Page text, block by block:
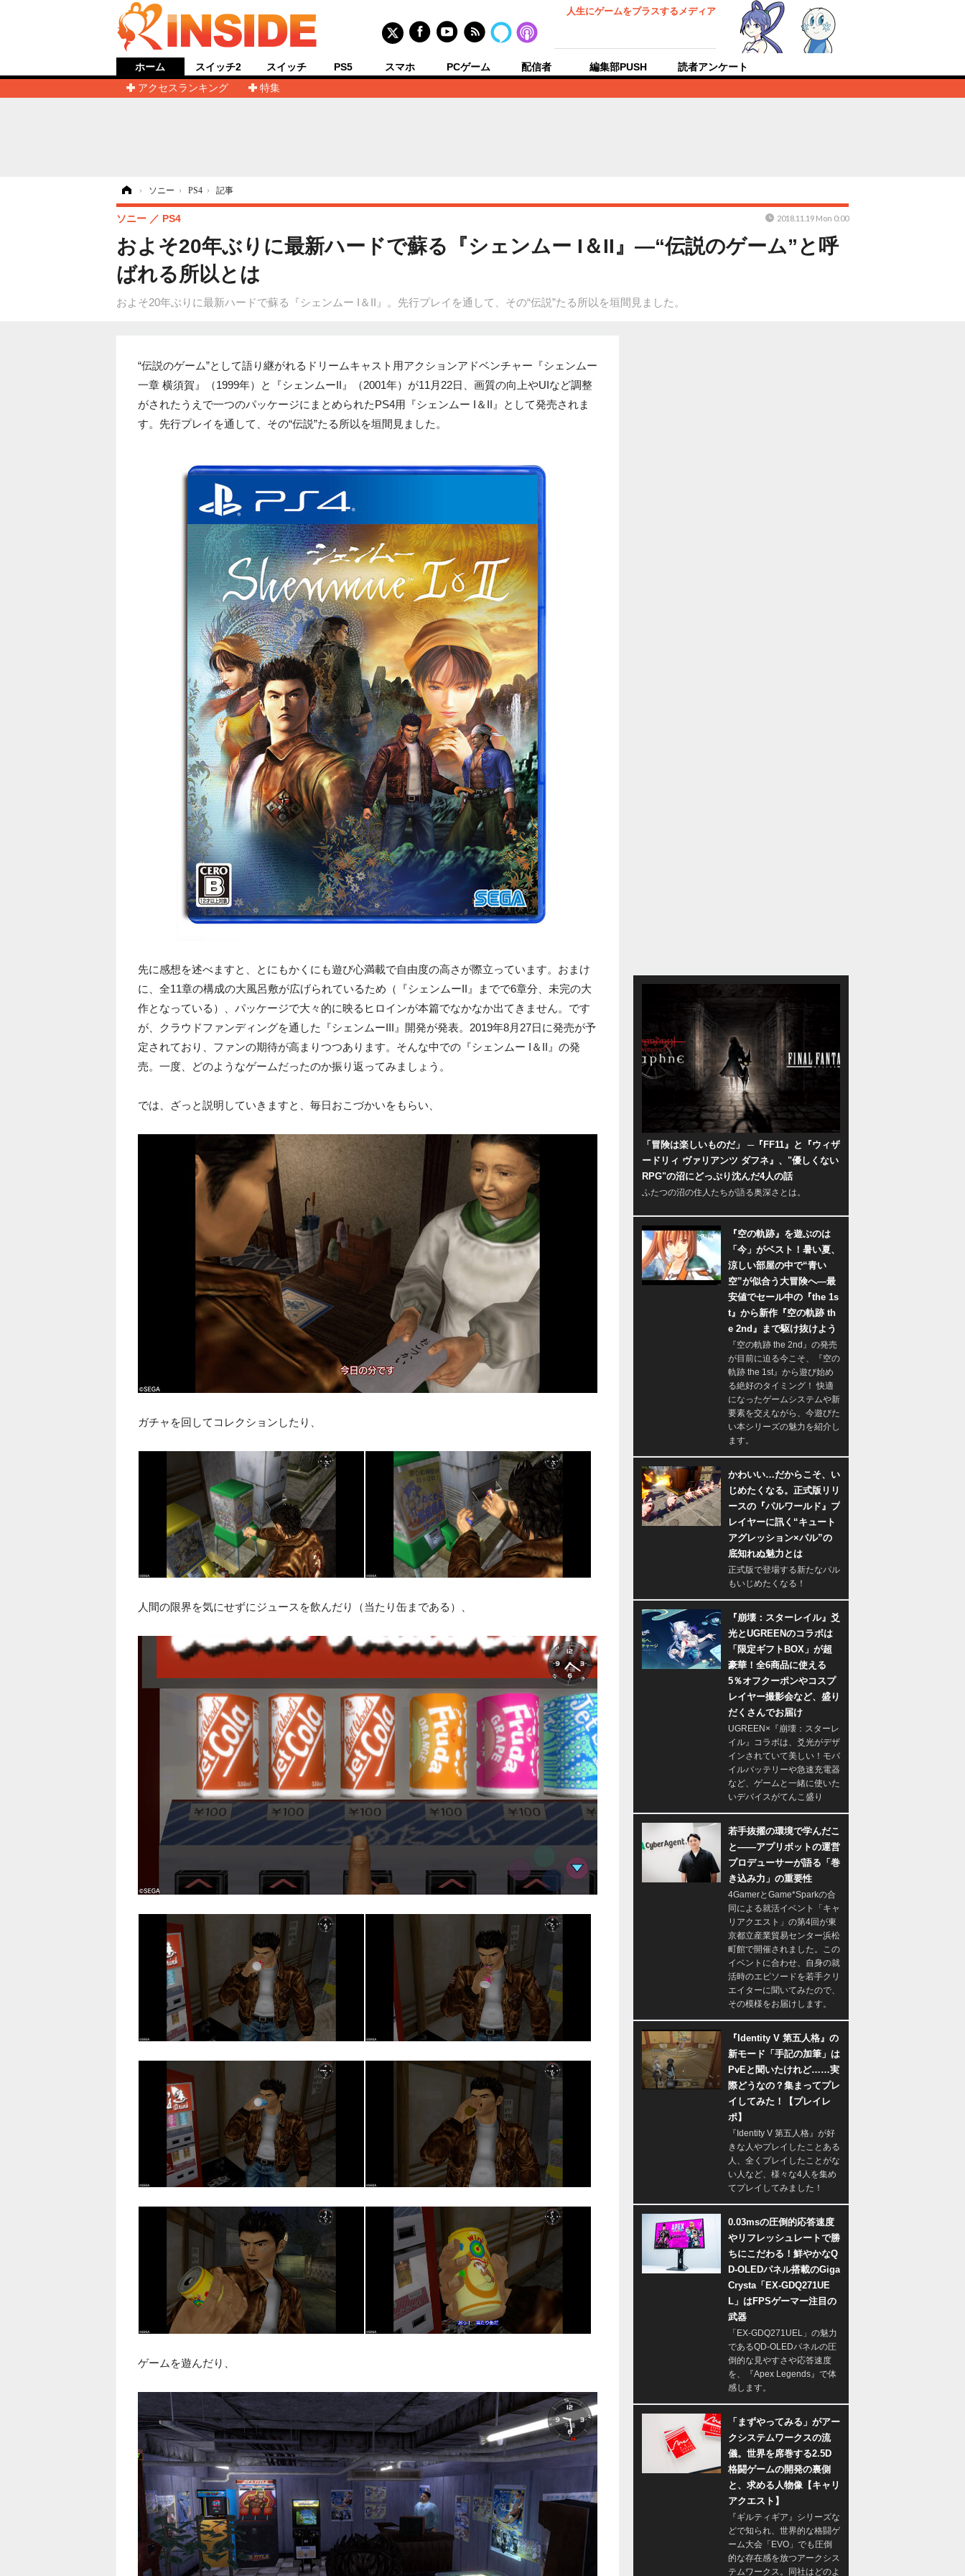
人生にゲームをプラスするメディア
ホーム
アクセスランキング
特集
スイッチ2 スイッチ PS5 スマホ PCゲーム 配信者 編集部PUSH 読者アンケート
› ソニー › PS4 › 記事
およそ20年ぶりに最新ハードで蘇る『シェンムー I＆II』―“伝説のゲーム”と呼
ばれる所以とは
およそ20年ぶりに最新ハードで蘇る『シェンムー I＆II』。先行プレイを通して、その“伝説”たる所以を垣間見ました。
ソニー PS4 2018.11.19 Mon 0:00
“伝説のゲーム”として語り継がれるドリームキャスト用アクションアドベンチャー『シェンムー
一章 横須賀』（1999年）と『シェンムーII』（2001年）が11月22日、画質の向上やUIなど調整
がされたうえで一つのパッケージにまとめられたPS4用『シェンムー I＆II』として発売されま
す。先行プレイを通して、その“伝説”たる所以を垣間見ました。
先に感想を述べますと、とにもかくにも遊び心満載で自由度の高さが際立っています。おまけ
に、全11章の構成の大風呂敷が広げられているため（『シェンムーII』までで6章分、未完の大
作となっている）、パッケージで大々的に映るヒロインが本篇でなかなか出てきません。です
が、クラウドファンディングを通した『シェンムーIII』開発が発表。2019年8月27日に発売が予
定されており、ファンの期待が高まりつつあります。そんな中での『シェンムー I＆II』の発
売。一度、どのようなゲームだったのか振り返ってみましょう。
では、ざっと説明していきますと、毎日おこづかいをもらい、
ガチャを回してコレクションしたり、
人間の限界を気にせずにジュースを飲んだり（当たり缶まである）、
ゲームを遊んだり、
「冒険は楽しいものだ」 ─『FF11』と『ウィザ
ードリィ ヴァリアンツ ダフネ』、"優しくない
RPG"の沼にどっぷり沈んだ4人の話
ふたつの沼の住人たちが語る奥深さとは。
『空の軌跡』を遊ぶのは
「今」がベスト！暑い夏、
涼しい部屋の中で“青い
空”が似合う大冒険へ―最
安値でセール中の『the 1s
t』から新作『空の軌跡 th
e 2nd』まで駆け抜けよう
『空の軌跡 the 2nd』の発売
が目前に迫る今こそ、『空の
軌跡 the 1st』から遊び始め
る絶好のタイミング！ 快適
になったゲームシステムや新
要素を交えながら、今遊びた
い本シリーズの魅力を紹介し
ます。
かわいい…だからこそ、い
じめたくなる。正式版リリ
ースの『パルワールド』プ
レイヤーに訊く“キュート
アグレッション×パル”の
底知れぬ魅力とは
正式版で登場する新たなパル
もいじめたくなる！
『崩壊：スターレイル』爻
光とUGREENのコラボは
「限定ギフトBOX」が超
豪華！全6商品に使える
5％オフクーポンやコスプ
レイヤー撮影会など、盛り
だくさんでお届け
UGREEN×『崩壊：スターレ
イル』コラボは、爻光がデザ
インされていて美しい！モバ
イルバッテリーや急速充電器
など、ゲームと一緒に使いた
いデバイスがてんこ盛り
若手抜擢の環境で学んだこ
と――アプリボットの運営
プロデューサーが語る「巻
き込み力」の重要性
4GamerとGame*Sparkの合
同による就活イベント「キャ
リアクエスト」の第4回が東
京都立産業貿易センター浜松
町館で開催されました。この
イベントに合わせ、自身の就
活時のエピソードを若手クリ
エイターに聞いてみたので、
その模様をお届けします。
『Identity V 第五人格』の
新モード「手記の加筆」は
PvEと聞いたけれど……実
際どうなの？集まってプレ
イしてみた！【プレイレ
ポ】
『Identity V 第五人格』が好
きな人やプレイしたことある
人、全くプレイしたことがな
い人など、様々な4人を集め
てプレイしてみました！
0.03msの圧倒的応答速度
やリフレッシュレートで勝
ちにこだわる！鮮やかなQ
D-OLEDパネル搭載のGiga
Crysta「EX-GDQ271UE
L」はFPSゲーマー注目の
武器
「EX-GDQ271UEL」の魅力
であるQD-OLEDパネルの圧
倒的な見やすさや応答速度
を、『Apex Legends』で体
感します。
「まずやってみる」がアー
クシステムワークスの流
儀。世界を席巻する2.5D
格闘ゲームの開発の裏側
と、求める人物像【キャリ
アクエスト】
『ギルティギア』シリーズな
どで知られ、世界的な格闘ゲ
ーム大会「EVO」でも圧倒
的な存在感を放つアークシス
テムワークス。同社はどのよ